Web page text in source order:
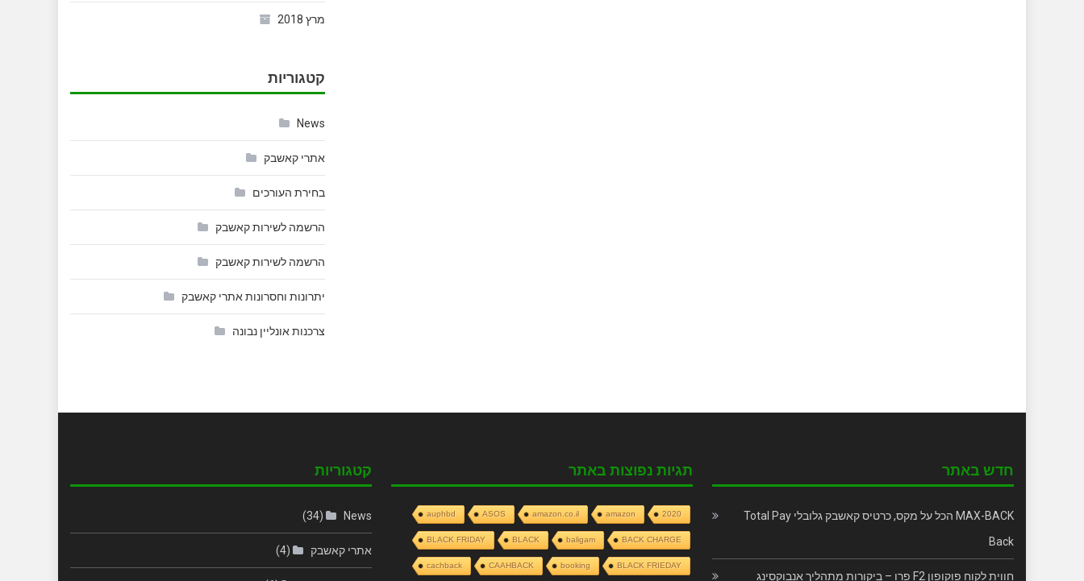
מרץ 2018
קטגוריות
News
אתרי קאשבק
בחירת העורכים
הרשמה לשירות קאשבק
הרשמה לשירות קאשבק
יתרונות וחסרונות אתרי קאשבק
צרכנות אונליין נבונה
קטגוריות
News
(34)
אתרי קאשבק (4)
תגיות נפוצות באתר
2020
amazon
amazon.co.il
ASOS
auphbd
BACK CHARGE
baligam
BLACK
BLACK FRIDAY
BLACK FRIEDAY
booking
CAAHBACK
cachback
חדש באתר
MAX-BACK הכל על מקס, כרטיס קאשבק גלובלי Total Pay
Back
חווית לקוח פוקופון F2 פרו – ביקורות מתהליך אנבוקסינג